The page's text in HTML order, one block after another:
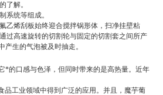
了解。
系统等组成。
乙烯刮板始终迎合搅拌锅形体，扫净挂壁粘
过高速旋转的切割轮与固定的切割套之间所产
生的气泡被及时抽走。
*的口感与色泽，但同时带来的是高热量。近年
品工业领域中得到广泛的应用。并且，魔芋葡